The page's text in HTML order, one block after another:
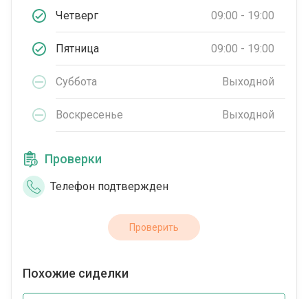
Четверг 09:00 - 19:00
Пятница 09:00 - 19:00
Суббота Выходной
Воскресенье Выходной
Проверки
Телефон подтвержден
Проверить
Похожие сиделки